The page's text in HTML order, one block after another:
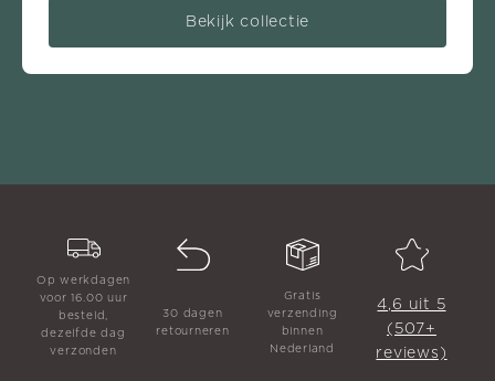
Bekijk collectie
Op werkdagen
voor 16.00 uur
besteld,
dezelfde dag
verzonden
30 dagen
retourneren
Gratis
verzending
binnen
Nederland
4,6 uit 5
(507+
reviews)